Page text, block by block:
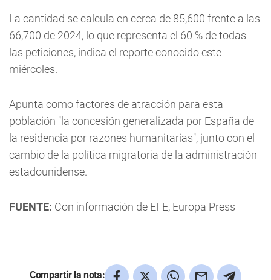
La cantidad se calcula en cerca de 85,600 frente a las
66,700 de 2024, lo que representa el 60 % de todas
las peticiones, indica el reporte conocido este
miércoles.
Apunta como factores de atracción para esta
población "la concesión generalizada por España de
la residencia por razones humanitarias", junto con el
cambio de la política migratoria de la administración
estadounidense.
FUENTE: Con información de EFE, Europa Press
Compartir la nota: